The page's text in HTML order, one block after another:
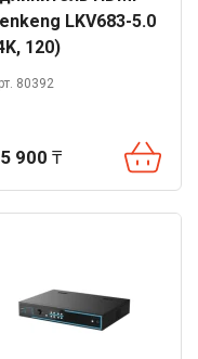
LKV683-5.0
120)
80392
900 ₸